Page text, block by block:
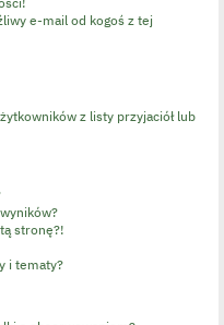
e-mail od kogoś z tej
z listy przyjaciół lub
stronę?!
i tematy?